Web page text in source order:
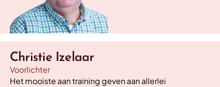
Christie Izelaar
Voorlichter
Het mooiste aan training geven aan allerlei